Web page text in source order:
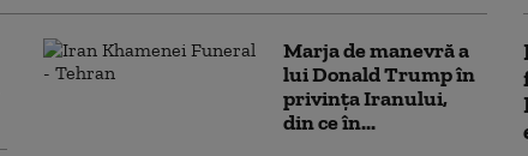
Marja de manevră a
lui Donald Trump în
privința Iranului,
din ce în...